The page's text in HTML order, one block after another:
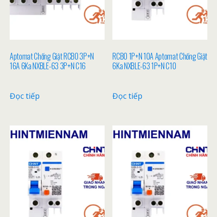
Aptomat Chống Giật RCBO 3P+N
16A 6Ka NXBLE-63 3P+N C16
Đọc tiếp
RCBO 1P+N 10A Aptomat Chống Giật
6Ka NXBLE-63 1P+N C10
Đọc tiếp